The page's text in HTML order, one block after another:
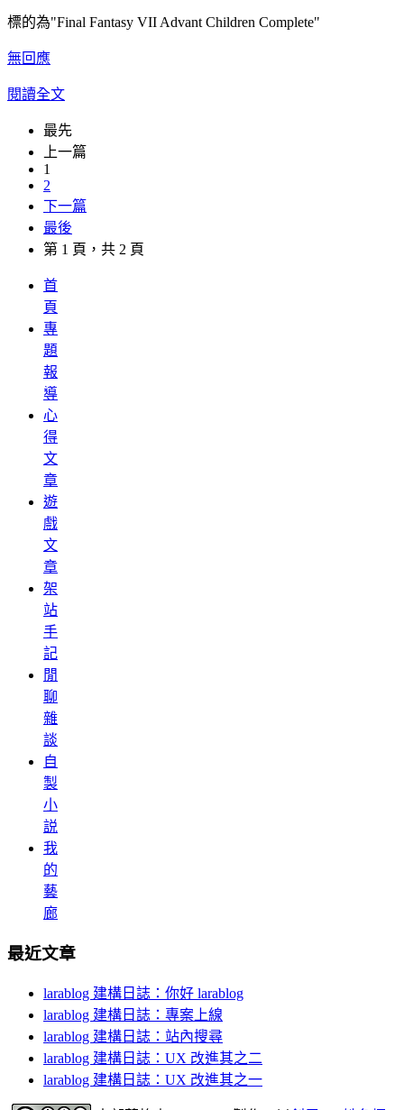
標的為"Final Fantasy VII Advant Children Complete"
無回應
閱讀全文
最先
上一篇
1
2
下一篇
最後
第 1 頁，共 2 頁
首
頁
專
題
報
導
心
得
文
章
遊
戲
文
章
架
站
手
記
閒
聊
雜
談
自
製
小
説
我
的
藝
廊
最近文章
larablog 建構日誌：你好 larablog
larablog 建構日誌：專案上線
larablog 建構日誌：站內搜尋
larablog 建構日誌：UX 改進其之二
larablog 建構日誌：UX 改進其之一